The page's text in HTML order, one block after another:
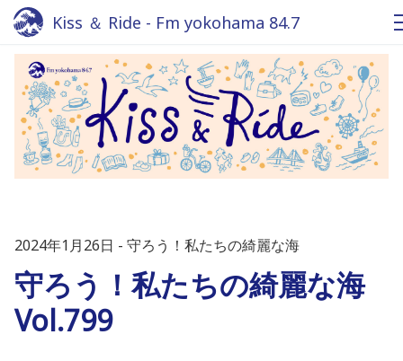
Kiss ＆ Ride - Fm yokohama 84.7
2024年1月26日 守ろう！私たちの綺麗な海
守ろう！私たちの綺麗な海
Vol.799